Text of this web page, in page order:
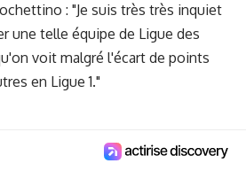
: "Je suis très très inquiet
une telle équipe de Ligue des
voit malgré l'écart de points
en Ligue 1."